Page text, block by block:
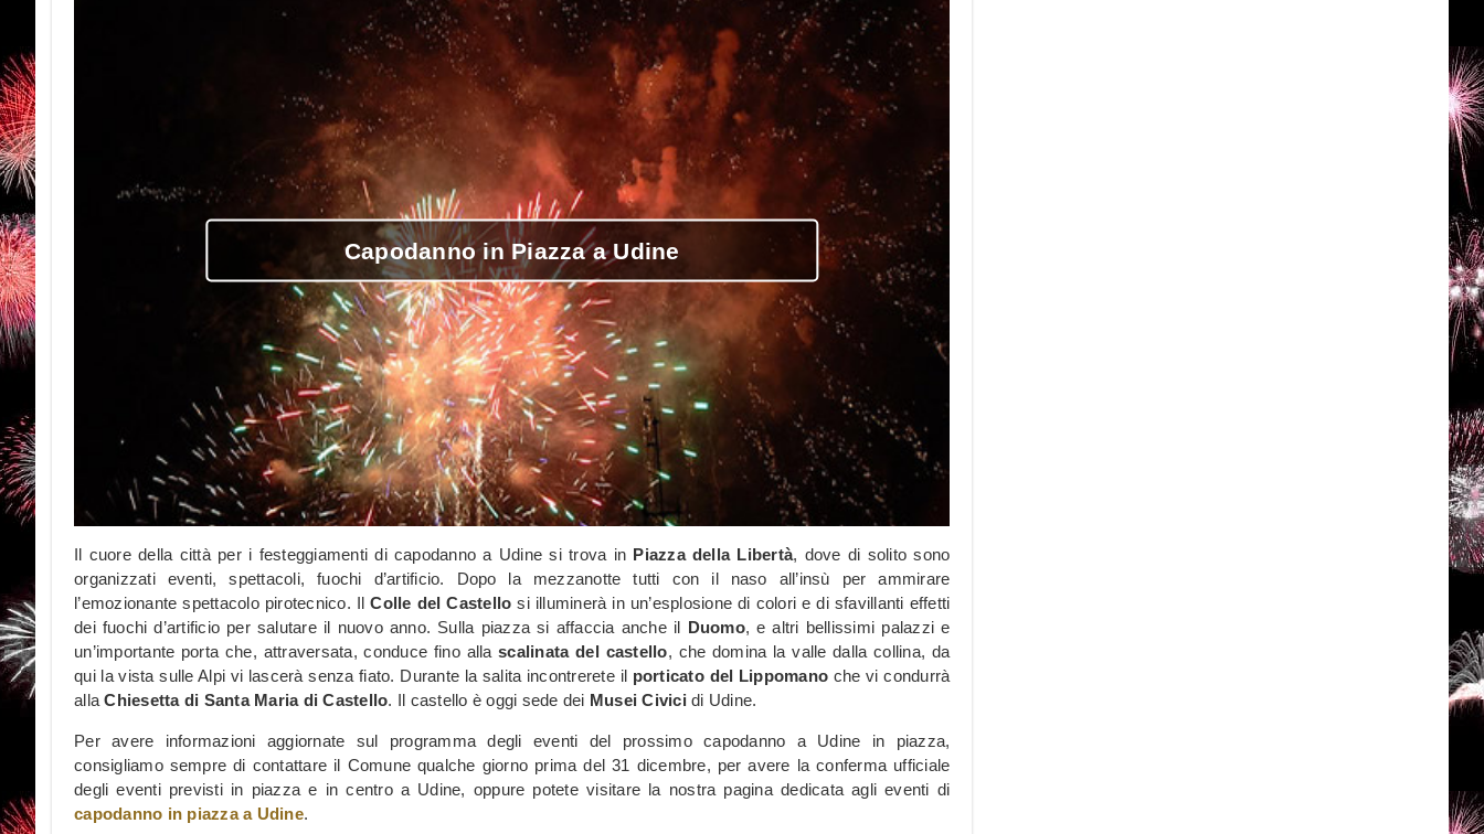
Capodanno in Piazza a Udine
Il cuore della città per i festeggiamenti di capodanno a Udine si trova in Piazza della Libertà, dove di solito sono
organizzati eventi, spettacoli, fuochi d’artificio. Dopo la mezzanotte tutti con il naso all’insù per ammirare
l’emozionante spettacolo pirotecnico. IlColle del Castello si illuminerà in un’esplosione di colori e di sfavillanti effetti
dei fuochi d’artificio per salutare il nuovo anno. Sulla piazza si affaccia anche il Duomo, e altri bellissimi palazzi e
un’importante porta che, attraversata, conduce fino alla scalinata del castello, che domina la valle dalla collina, da
qui la vista sulle Alpi vi lascerà senza fiato. Durante la salita incontrerete il porticato del Lippomano che vi condurrà
allaChiesetta di Santa Maria di Castello. Il castello è oggi sede dei Musei Civici di Udine.
Per avere informazioni aggiornate sul programma degli eventi del prossimo capodanno a Udine in piazza,
consigliamo sempre di contattare il Comune qualche giorno prima del 31 dicembre, per avere la conferma ufficiale
degli eventi previsti in piazza e in centro a Udine, oppure potete visitare la nostra pagina dedicata agli eventi di
capodanno in piazza a Udine.